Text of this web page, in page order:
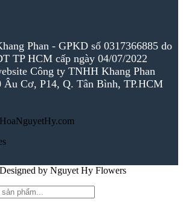
Phan - GPKD số 0317366885 do
TP HCM cấp ngày 04/07/2022
Công ty TNHH Khang Phan
Cơ, P14, Q. Tân Bình, TP.HCM
by Nguyet Hy Flowers